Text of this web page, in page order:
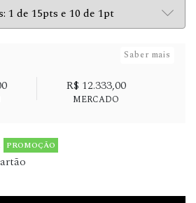
Saber mais
R$ 12.333,00
MERCADO
PROMOÇÃO